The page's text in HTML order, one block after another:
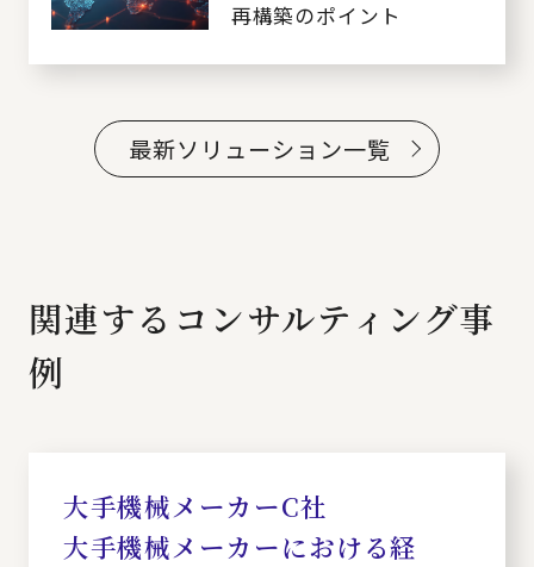
再構築のポイント
最新ソリューション一覧
関連するコンサルティング事
例
大手機械メーカーC社
大手機械メーカーにおける経